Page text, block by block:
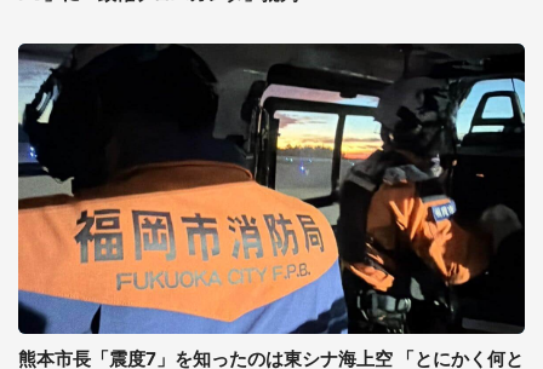
熊本市長「震度7」を知ったのは東シナ海上空 「とにかく何と